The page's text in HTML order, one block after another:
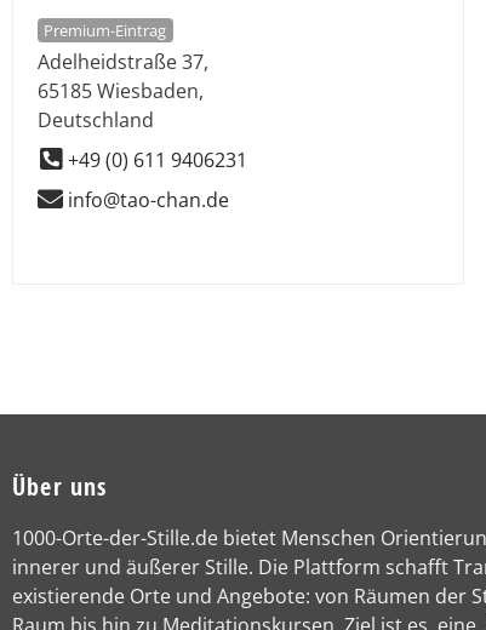
Premium-Eintrag
Adelheidstraße 37,
65185Wiesbaden,
Deutschland
+49 (0) 611 9406231
info@tao-chan.de
Über uns
1000-Orte-der-Stille.de bietet Menschen
innerer und äußerer Stille. Die Plattform schafft
existierende Orte und Angebote: von Räumen der